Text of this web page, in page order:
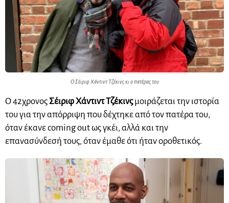
Ο Σέιριφ Χάντιντ Τζέκινς κι ο πατέρας του
Ο 42χρονοςΣέιριφ Χάντιντ Τζέκινςμοιράζεται την ιστορία
του για την απόρριψη που δέχτηκε από τον πατέρα του,
όταν έκανε coming out ως γκέι, αλλά και την
επανασύνδεσή τους, όταν έμαθε ότι ήταν οροθετικός.